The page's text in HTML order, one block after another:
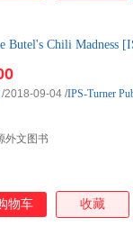
Butel's Chili Madness
外文图书
/2018-09-04 /IPS-Turner
物车 收藏